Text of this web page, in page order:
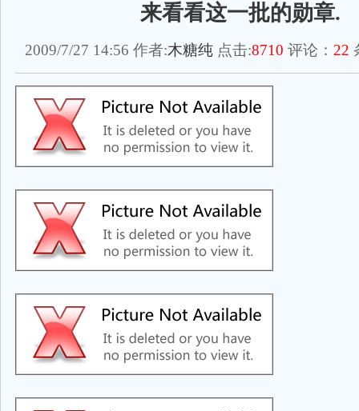
来看看这一批的勋章.
2009/7/27 14:56 作者:木糖纯点击:8710 评论： 22